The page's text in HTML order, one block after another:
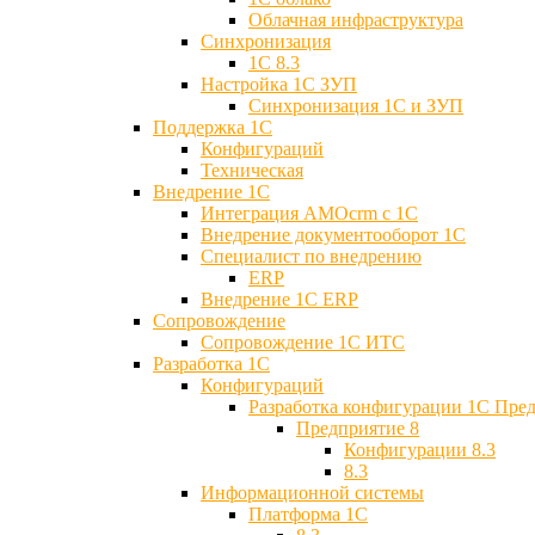
Облачная инфраструктура
Синхронизация
1С 8.3
Настройка 1С ЗУП
Синхронизация 1С и ЗУП
Поддержка 1С
Конфигураций
Техническая
Внедрение 1С
Интеграция AMOcrm с 1C
Внедрение документооборот 1С
Специалист по внедрению
ERP
Внедрение 1С ERP
Cопровождение
Cопровождение 1С ИТС
Разработка 1C
Конфигураций
Разработка конфигурации 1С
Предприятие 8
Конфигурации 8.3
8.3
Информационной системы
Платформа 1С